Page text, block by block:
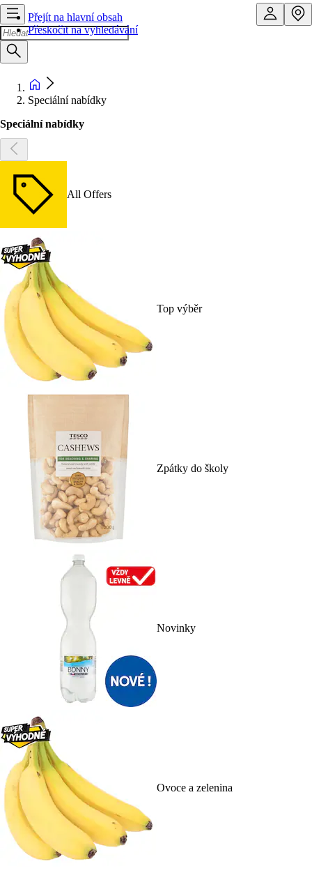
Přejít na hlavní obsah
Přeskočit na vyhledávání
Speciální nabídky
Speciální nabídky
All Offers
Top výběr
Zpátky do školy
Novinky
Ovoce a zelenina